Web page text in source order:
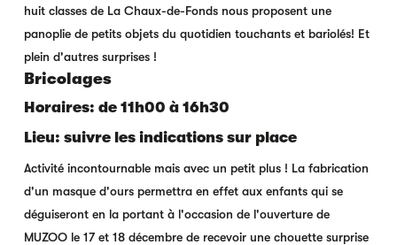
huit classes de La Chaux-de-Fonds nous proposent une
panoplie de petits objets du quotidien touchants et bariolés! Et
plein d'autres surprises !
Bricolages
Horaires: de 11h00 à 16h30
Lieu: suivre les indications sur place
Activité incontournable mais avec un petit plus ! La fabrication
d'un masque d'ours permettra en effet aux enfants qui se
déguiseront en la portant à l'occasion de l'ouverture de
MUZOO le 17 et 18 décembre de recevoir une chouette surprise